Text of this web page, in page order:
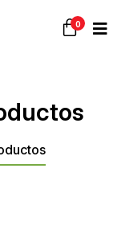
0